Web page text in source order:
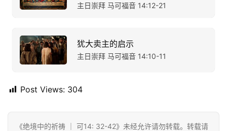
主日崇拜 马可福音 14:12-21
犹大卖主的启示
主日崇拜 马可福音 14:10-11
Post Views: 304
《绝境中的祈祷 ｜ 可14: 32-42》未经允许请勿转载。转载请